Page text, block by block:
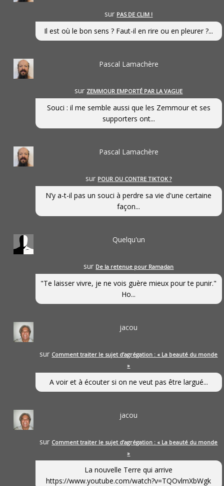
sur PAS DE CLIM !
Il est où le bon sens ? Faut-il en rire ou en pleurer ?...
Pascal Lamachère
sur ZEMMOUR EMPORTÉ PAR LA VAGUE
Souci : il me semble aussi que les Zemmour et ses
supporters ont...
Pascal Lamachère
sur POUR OU CONTRE TIKTOK ?
N’y a-t-il pas un souci à perdre sa vie d'une certaine
façon...
Quelqu'un
sur De la retenue pour Ramadan
"Te laisser vivre, je ne vois guère mieux pour te punir."
Ho...
jacou
sur Comment traiter le sujet d’agrégation : « La beauté du monde
»
A voir et à écouter si on ne veut pas être largué...
jacou
sur Comment traiter le sujet d’agrégation : « La beauté du monde
»
La nouvelle Terre qui arrive
https://www.youtube.com/watch?v=TQOvlmXbWgk